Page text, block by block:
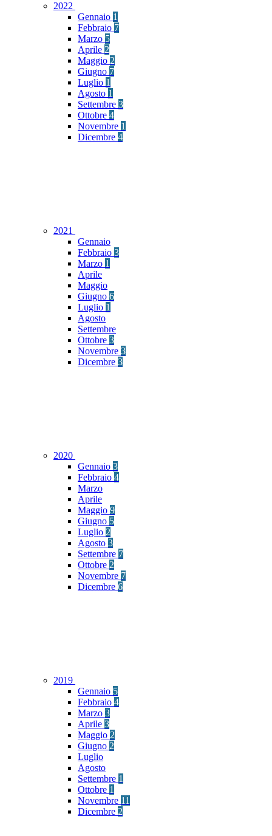
2022
Gennaio 1
Febbraio 7
Marzo 5
Aprile 2
Maggio 2
Giugno 7
Luglio 1
Agosto 1
Settembre 3
Ottobre 4
Novembre 1
Dicembre 4
2021
Gennaio
Febbraio 3
Marzo 1
Aprile
Maggio
Giugno 6
Luglio 1
Agosto
Settembre
Ottobre 3
Novembre 3
Dicembre 3
2020
Gennaio 3
Febbraio 4
Marzo
Aprile
Maggio 9
Giugno 5
Luglio 2
Agosto 3
Settembre 7
Ottobre 2
Novembre 7
Dicembre 6
2019
Gennaio 5
Febbraio 4
Marzo 3
Aprile 3
Maggio 2
Giugno 2
Luglio
Agosto
Settembre 1
Ottobre 1
Novembre 11
Dicembre 2